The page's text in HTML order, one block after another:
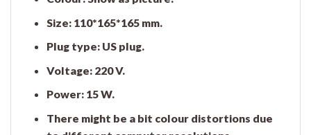
Size: 110*165*165 mm.
Plug type: US plug.
Voltage: 220 V.
Power: 15 W.
There might be a bit colour distortions due